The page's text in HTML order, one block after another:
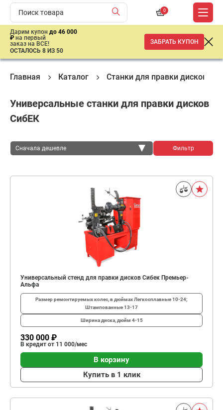
0
Дарим купон до 46 000
₽ на первый
заказ на ВСЕ!
ОСТАЛОСЬ 8 ИЗ 50
ЗАБРАТЬ КУПОН
Главная Каталог Станки для правки дисков
Универсальные станки для правки дисков
СибЕК
Сначала дешевле Фильтр
Универсальный стенд для правки дисков Сибек Премьер-
Альфа
Размер ремонтируемых колес, в дюймахЛегкосплавные 10-24;
Штампованные 13-17
Ширина диска, дюйм 4-15
330 000 ₽
В кредит от 11 000/мес
В корзину
Купить в 1 клик